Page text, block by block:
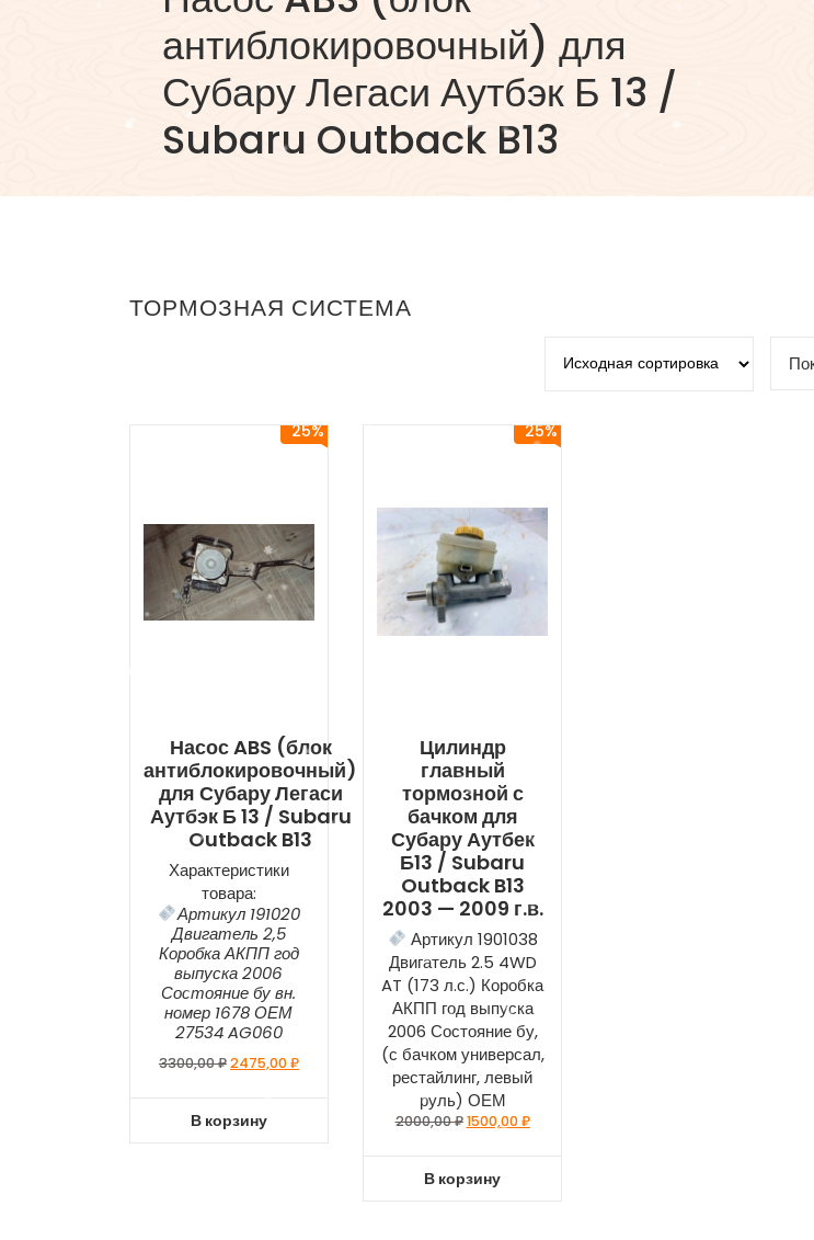
антиблокировочный) для
Субару Легаси Аутбэк Б 13 /
Subaru Outback B13
ТОРМОЗНАЯ СИСТЕМА
25%
Насос ABS (блок
антиблокировочный)
для Субару Легаси
Аутбэк Б 13 / Subaru
Outback B13
Характеристики
товара:
Артикул 191020
Двигатель 2,5
Коробка АКПП год
выпуска 2006
Состояние бу вн.
номер 1678 ОЕМ
27534 AG060
3300,00₽2475,00₽
В корзину
25%
Цилиндр
главный
тормозной с
бачком для
Субару Аутбек
Б13 / Subaru
Outback B13
2003 — 2009 г.в.
Артикул 1901038
Двигатель 2.5 4WD
AT (173 л.с.) Коробка
АКПП год выпуска
2006 Состояние бу,
(с бачком универсал,
рестайлинг, левый
руль) ОЕМ
2000,00₽1500,00₽
В корзину